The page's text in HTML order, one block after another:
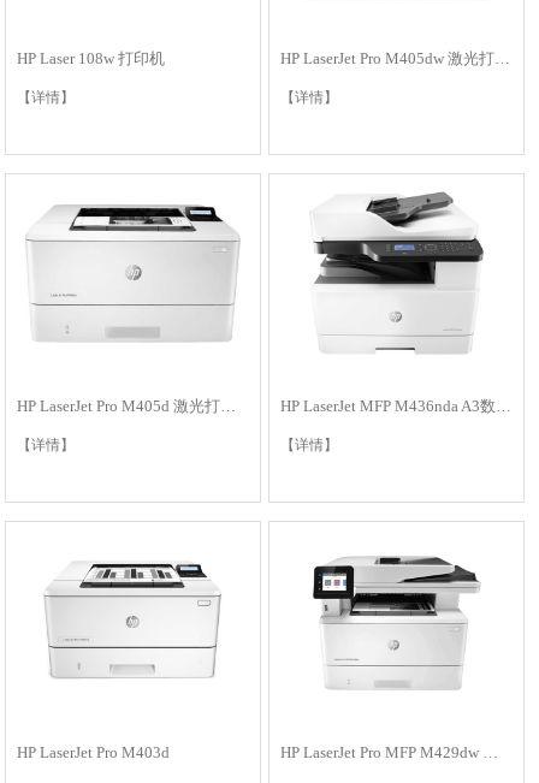
HP Laser 108w 打印机
【详情】
HP LaserJet Pro M405dw 激光打印机
【详情】
【详情】 【详情】
HP LaserJet Pro M403d